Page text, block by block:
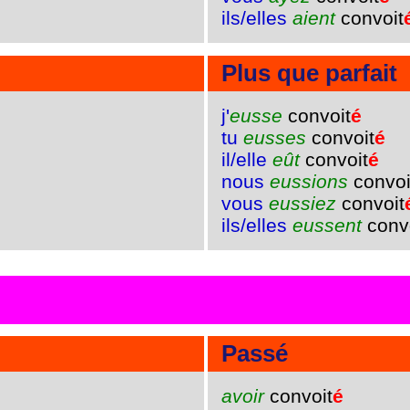
ils/elles aientconvoit
Plus que parfait
j'eusse convoité
tu eusses convoité
il/elle eûtconvoité
nous eussions
vous eussiez convoit
ils/elles eussent
Passé
avoirconvoité